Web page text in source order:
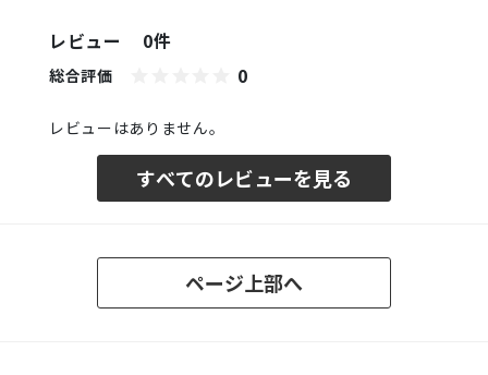
レビュー 0件
総合評価 0
レビューはありません。
すべてのレビューを見る
ページ上部へ